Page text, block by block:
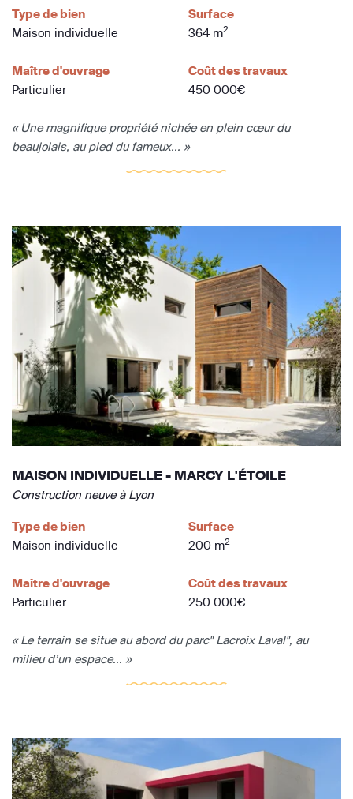
Type de bien
Maison individuelle
Surface
364 m2
Maître d'ouvrage
Particulier
Coût des travaux
450 000€
« Une magnifique propriété nichée en plein cœur du
beaujolais, au pied du fameux... »
MAISON INDIVIDUELLE - MARCY L'ÉTOILE
Construction neuve à Lyon
Type de bien
Maison individuelle
Surface
200 m2
Maître d'ouvrage
Particulier
Coût des travaux
250 000€
« Le terrain se situe au abord du parc" Lacroix Laval", au
milieu d’un espace... »